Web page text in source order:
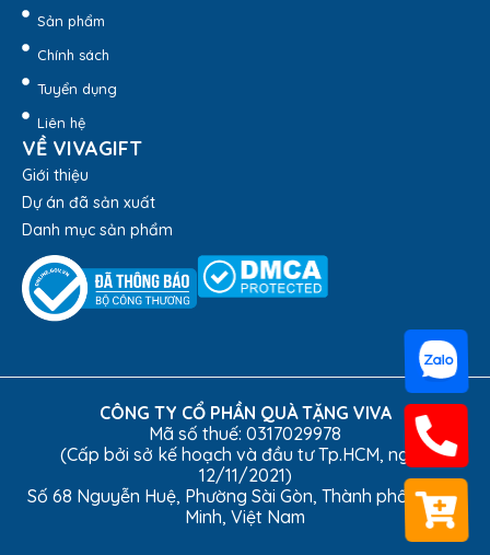
Nếu bạn yêu thích những kiểu dáng đơn giản nhưng tinh tế
thì hãy chọnbộ ấm chén in logotạiQuà Tặng Viva
hotline 1900 8159
để được hỗ trợ báo
giá chi tiết
2. Đặc Điểm Nổi Bật Của Bộ
Ấm Trà Minh Long
Sản phẩm
Chính sách
Tuyển dụng
Liên hệ
VỀ VIVAGIFT
Giới thiệu
Dự án đã sản xuất
Danh mục sản phẩm
CÔNG TY CỔ PHẦN QUÀ TẶNG VIVA
Mã số thuế: 0317029978
(Cấp bởi sở kế hoạch và đầu tư Tp.HCM, ngày
12/11/2021)
Số 68 Nguyễn Huệ, Phường Sài Gòn, Thành phố Hồ Chí
Minh, Việt Nam